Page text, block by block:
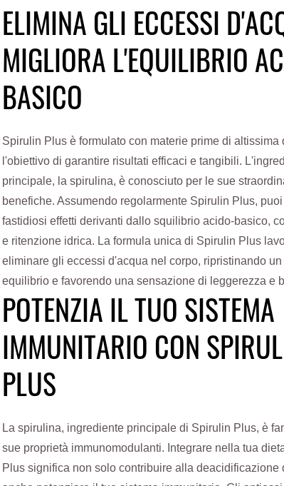
ELIMINA GLI ECCESSI
MIGLIORA L'EQUILIBRIO
BASICO
Spirulin Plus è formulato con materie prime di altissima
l'obiettivo di garantire risultati efficaci e tangibili.
principale, la spirulina, è conosciuto per le sue
benefiche. Assumendo regolarmente Spirulin Plus,
fastidiosi effetti derivanti dallo squilibrio acido-basico,
e ritenzione idrica. La formula unica di Spirulin Plus
eliminare gli eccessi d'acqua nel corpo, ripristinando
equilibrio e favorendo una sensazione di leggerezza e
POTENZIA IL TUO SISTEMA
IMMUNITARIO CON
PLUS
La spirulina, ingrediente principale di Spirulin Plus, è
sue proprietà immunomodulanti. Integrare nella tua
Plus significa non solo contribuire alla deacidificazione